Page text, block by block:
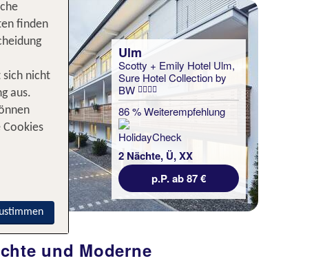
Ulm
Scotty + Emily Hotel Ulm,
Sure Hotel Collection by
BW
86 % Weiterempfehlung
2 Nächte, Ü, XX
p.P. ab 87 €
und Moderne
finden
sich nicht
aus.